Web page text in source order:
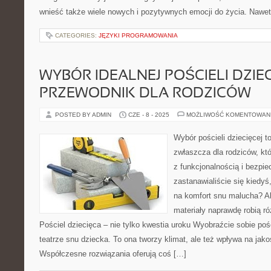
wnieść także wiele nowych i pozytywnych emocji do życia.
CATEGORIES: JĘZYKI PROGRAMOWANIA
WYBÓR IDEALNEJ POŚCIELI
PRZEWODNIK DLA RODZICÓW
POSTED BY ADMIN CZE - 8 - 2025 MOŻLIWOŚĆ
Wybór pościeli dziecięcej
zwłaszcza dla rodziców,
z funkcjonalnością i
zastanawialiście się
na komfort snu malucha?
materiały naprawdę robią
Pościel dziecięca – nie tylko kwestia uroku Wyobraźcie sobie
teatrze snu dziecka. To ona tworzy klimat, ale też wpływa na
Współczesne rozwiązania oferują coś […]